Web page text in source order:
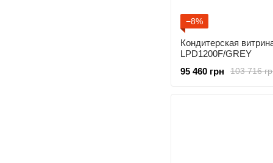
−8%
Кондитерская
LPD1200F/GREY
103 716
95 460 грн